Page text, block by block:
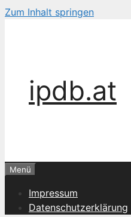
Zum Inhalt springen
ipdb.at
Menü
Impressum
Datenschutzerklärung